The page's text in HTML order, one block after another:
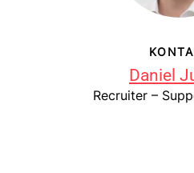
Daniel
Recruiter –